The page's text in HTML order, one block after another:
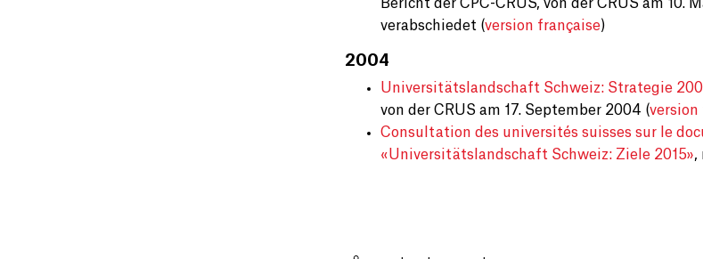
Bericht der CPC-CRUS, von der CRUS am 10.
verabschiedet (version française)
2004
Universitätslandschaft Schweiz: Strategie
von der CRUS am 17. September 2004 (version
Consultation des universités suisses sur le
«Universitätslandschaft Schweiz: Ziele 2015»,